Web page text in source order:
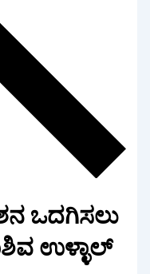
ಒದಗಿಸಲು
ಉಳ್ಳಾಲ್